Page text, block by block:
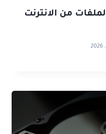
من الانترنت